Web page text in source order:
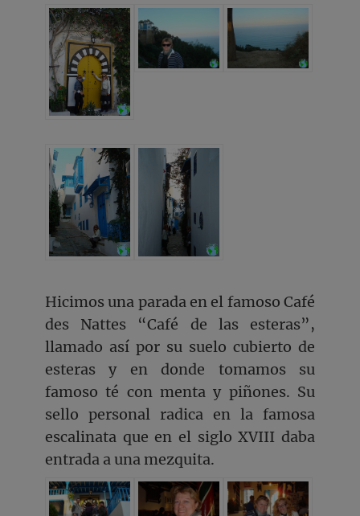
Hicimos una parada en el famoso Café
des Nattes “Café de las esteras”,
llamado así por su suelo cubierto de
esteras y en donde tomamos su
famoso té con menta y piñones. Su
sello personal radica en la famosa
escalinata que en el siglo XVIII daba
entrada a una mezquita.